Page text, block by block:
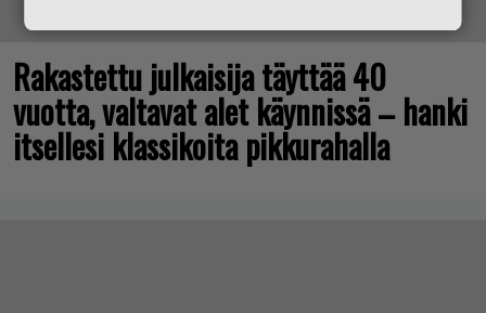
Rakastettu julkaisija täyttää 40
vuotta, valtavat alet käynnissä – hanki
itsellesi klassikoita pikkurahalla